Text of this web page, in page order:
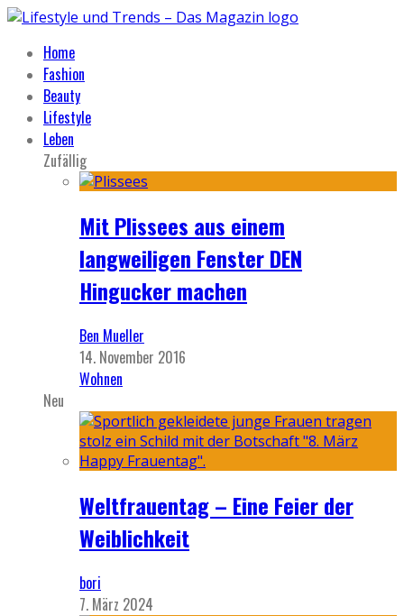
Home
Fashion
Beauty
Lifestyle
Leben
Zufällig
Mit Plissees aus einem
langweiligen Fenster DEN
Hingucker machen
Ben Mueller
14. November 2016
Wohnen
Neu
Weltfrauentag – Eine Feier der
Weiblichkeit
bori
7. März 2024